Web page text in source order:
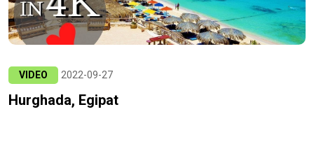
VIDEO 2022-09-27
Hurghada, Egipat